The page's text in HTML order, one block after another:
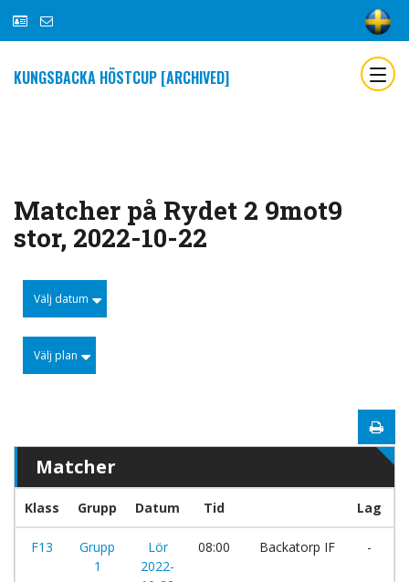
KUNGSBACKA HÖSTCUP [ARCHIVED]
Matcher på Rydet 2 9mot9
stor, 2022-10-22
Välj datum
Välj plan
Matcher
Klass Grupp Datum Tid Lag
F13
Grupp
1
Lör
2022-
08:00 Backatorp IF -